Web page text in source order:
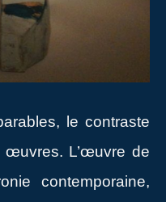
le contraste
œuvres. L’œuvre de
contemporaine,